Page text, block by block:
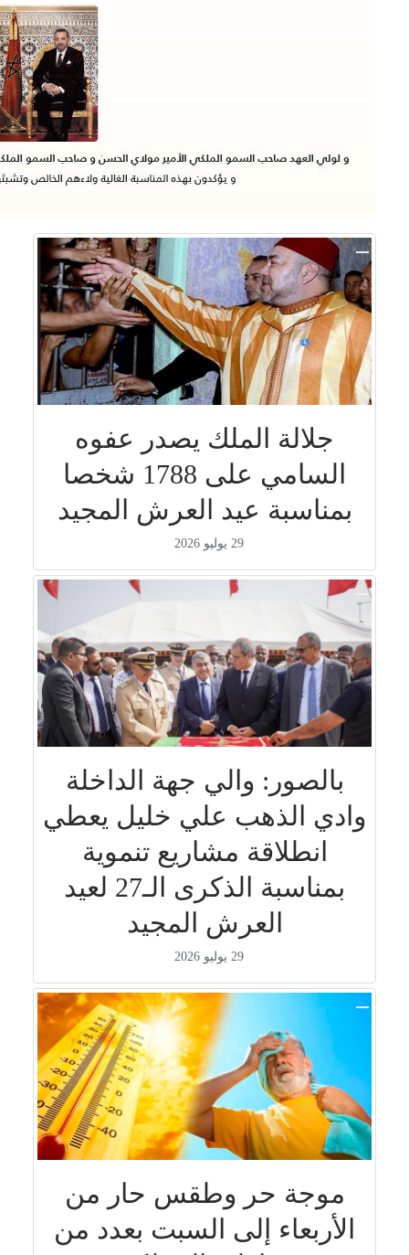
جلالة الملك يصدر عفوه
السامي على 1788 شخصا
بمناسبة عيد العرش المجيد
29 يوليو 2026
بالصور: والي جهة الداخلة
وادي الذهب علي خليل يعطي
انطلاقة مشاريع تنموية
بمناسبة الذكرى الـ27 لعيد
العرش المجيد
29 يوليو 2026
موجة حر وطقس حار من
الأربعاء إلى السبت بعدد من